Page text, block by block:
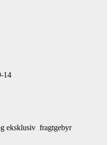
14
eksklusiv fragtgebyr